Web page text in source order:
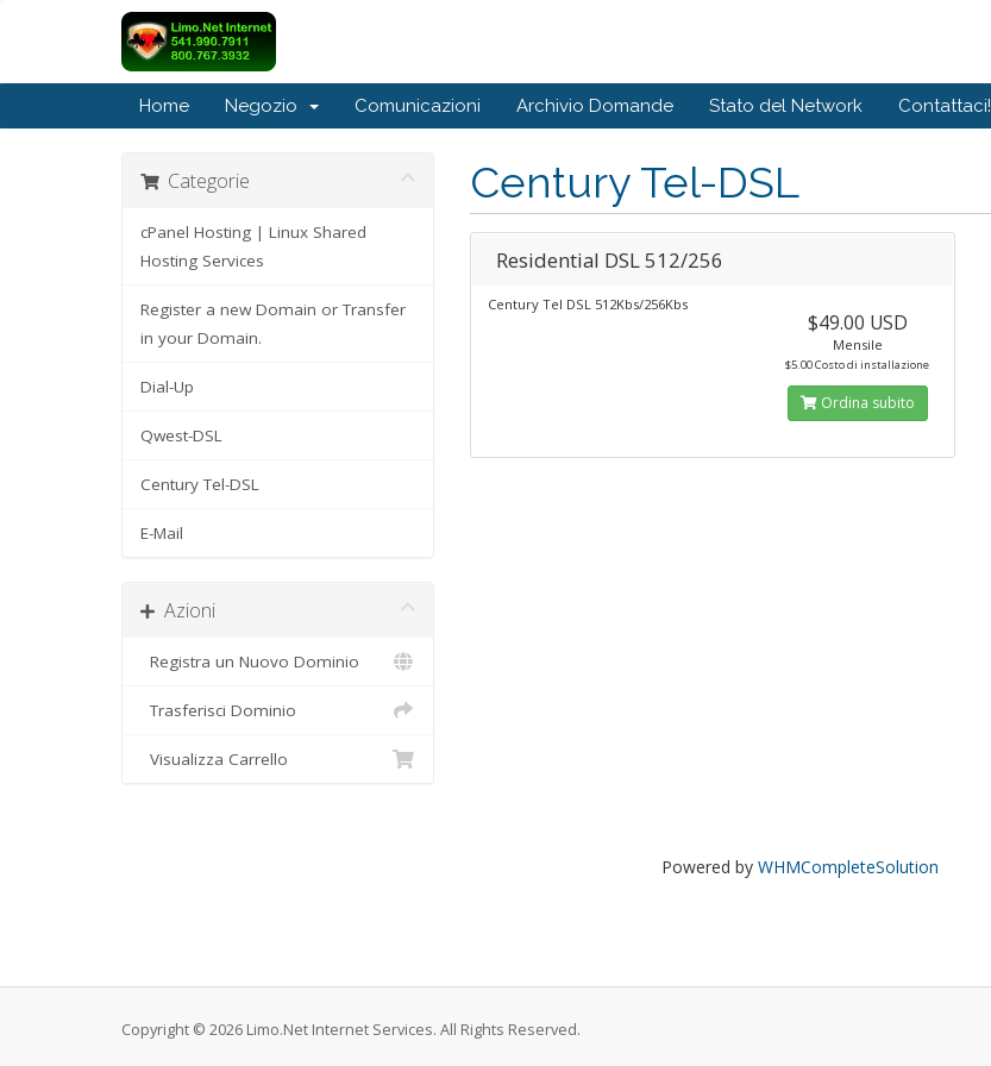
Home Negozio Comunicazioni Archivio Domande Stato del Network Contattaci!
Categorie
cPanel Hosting | Linux Shared
Hosting Services
Register a new Domain or Transfer
in your Domain.
Dial-Up
Qwest-DSL
Century Tel-DSL
E-Mail
Azioni
Registra un Nuovo Dominio
Trasferisci Dominio
Visualizza Carrello
Century Tel-DSL
Residential DSL 512/256
Century Tel DSL 512Kbs/256Kbs
$49.00 USD
Mensile
$5.00 Costo di installazione
Ordina subito
Powered by WHMCompleteSolution
Copyright © 2026 Limo.Net Internet Services. All Rights Reserved.